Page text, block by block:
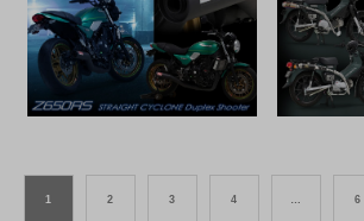
1 2 3 4 … 6